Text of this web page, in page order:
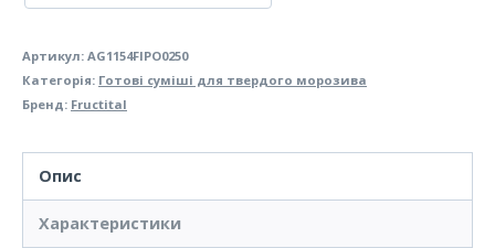
Лимон
кількість
Артикул: AG1154FIPO0250
Категорія: Готові суміші для твердого морозива
Бренд: Fructital
Опис
Характеристики